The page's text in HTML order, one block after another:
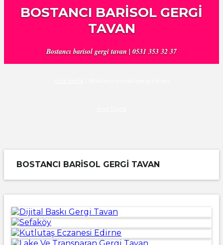
BOSTANCI BARISOL GERGI
TAVAN
Bostancı barisol gergi tavan | 0531 353 32 37
BOSTANCI BARISOL GERGI TAVAN